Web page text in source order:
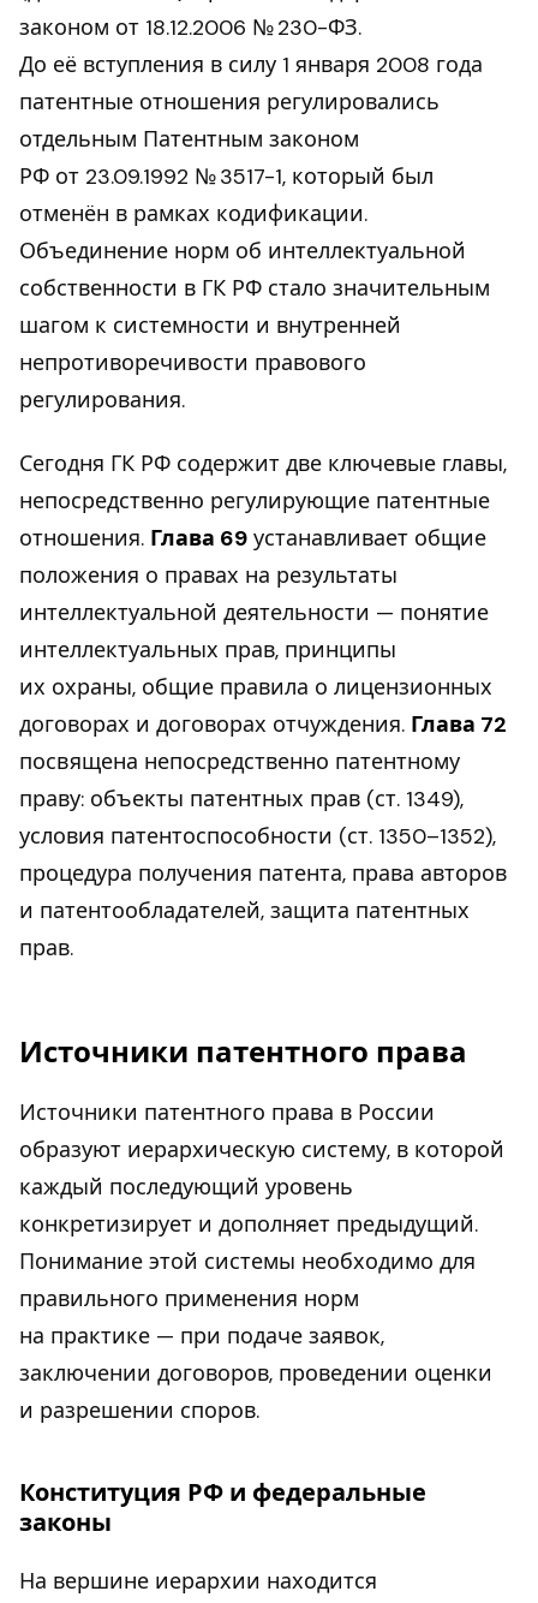
законом от 18.12.2006 № 230-ФЗ.
До её вступления в силу 1 января 2008 года
патентные отношения регулировались
отдельным Патентным законом
РФ от 23.09.1992 № 3517-1, который был
отменён в рамках кодификации.
Объединение норм об интеллектуальной
собственности в ГК РФ стало значительным
шагом к системности и внутренней
непротиворечивости правового
регулирования.
Сегодня ГК РФ содержит две ключевые главы,
непосредственно регулирующие патентные
отношения. Глава 69 устанавливает общие
положения о правах на результаты
интеллектуальной деятельности — понятие
интеллектуальных прав, принципы
их охраны, общие правила о лицензионных
договорах и договорах отчуждения. Глава 72
посвящена непосредственно патентному
праву: объекты патентных прав (ст. 1349),
условия патентоспособности (ст. 1350–1352),
процедура получения патента, права авторов
и патентообладателей, защита патентных
прав.
Источники патентного права
Источники патентного права в России
образуют иерархическую систему, в которой
каждый последующий уровень
конкретизирует и дополняет предыдущий.
Понимание этой системы необходимо для
правильного применения норм
на практике — при подаче заявок,
заключении договоров, проведении оценки
и разрешении споров.
Конституция РФ и федеральные
законы
На вершине иерархии находится